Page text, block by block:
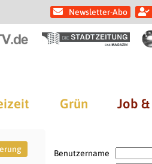
Newsletter-Abo
Grün Job
Benutzername